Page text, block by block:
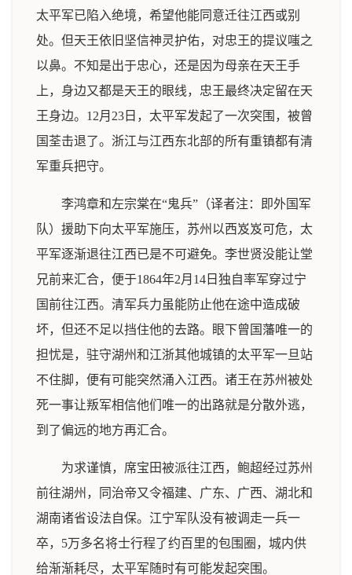
太平军已陷入绝境，希望他能同意迁往江西或别
处。但天王依旧坚信神灵护佑，对忠王的提议嗤之
以鼻。不知是出于忠心，还是因为母亲在天王手
上，身边又都是天王的眼线，忠王最终决定留在天
王身边。12月23日，太平军发起了一次突围，被曾
国荃击退了。浙江与江西东北部的所有重镇都有清
军重兵把守。
李鸿章和左宗棠在“鬼兵”（译者注：即外国军
队）援助下向太平军施压，苏州以西岌岌可危，太
平军逐渐退往江西已是不可避免。李世贤没能让堂
兄前来汇合，便于1864年2月14日独自率军穿过宁
国前往江西。清军兵力虽能防止他在途中造成破
坏，但还不足以挡住他的去路。眼下曾国藩唯一的
担忧是，驻守湖州和江浙其他城镇的太平军一旦站
不住脚，便有可能突然涌入江西。诸王在苏州被处
死一事让叛军相信他们唯一的出路就是分散外逃，
到了偏远的地方再汇合。
为求谨慎，席宝田被派往江西，鲍超经过苏州
前往湖州，同治帝又令福建、广东、广西、湖北和
湖南诸省设法自保。江宁军队没有被调走一兵一
卒，5万多名将士行程了约百里的包围圈，城内供
给渐渐耗尽，太平军随时有可能发起突围。